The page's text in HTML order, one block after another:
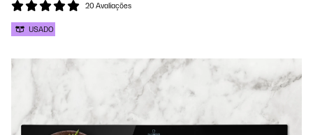
20 Avaliações
USADO